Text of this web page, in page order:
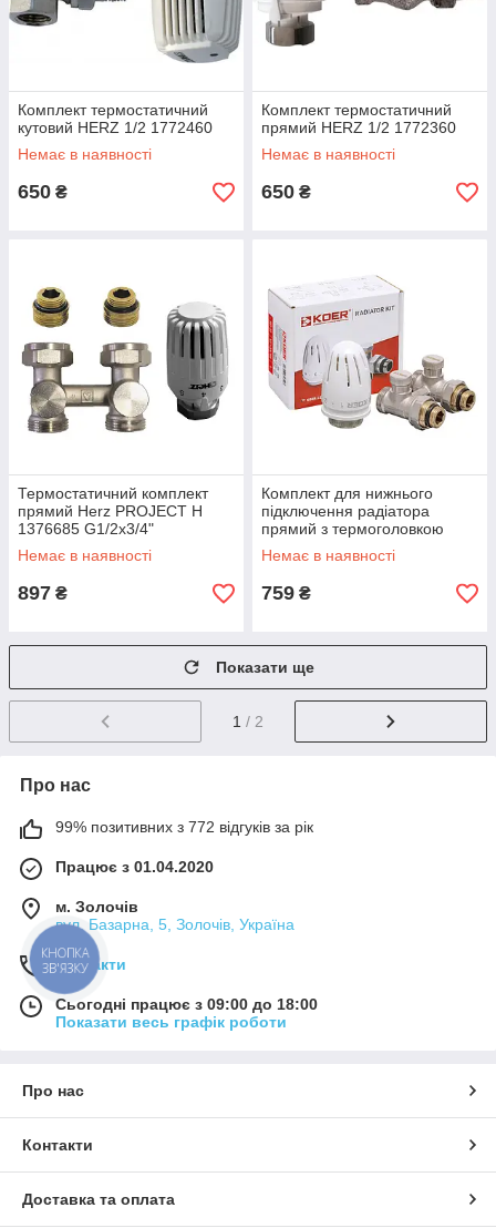
Комплект термостатичний
кутовий HERZ 1/2 1772460
Немає в наявності
650 ₴
Комплект термостатичний
прямий HERZ 1/2 1772360
Немає в наявності
650 ₴
Термостатичний комплект
прямий Herz PROJECT Н
1376685 G1/2x3/4"
1376622+1726018
Немає в наявності
897 ₴
Комплект для нижнього
підключення радіатора
прямий з термоголовкою
1/2"x3/4" KOER SET-22 -
KR3174
Немає в наявності
759 ₴
Показати ще
1 / 2
Про нас
99% позитивних з 772 відгуків за рік
Працює з 01.04.2020
м. Золочів
вул. Базарна, 5, Золочів, Україна
Контакти
Сьогодні працює з 09:00 до 18:00
Показати весь графік роботи
Про нас
Контакти
Доставка та оплата
КНОПКА
ЗВ'ЯЗКУ